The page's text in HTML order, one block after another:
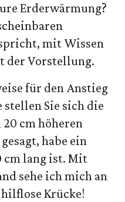
Erderwärmung?
mit Wissen
der Vorstellung.
für den Anstieg
stellen Sie sich die
cm höheren
habe ein
cm lang ist. Mit
sehe ich mich an
Krücke!